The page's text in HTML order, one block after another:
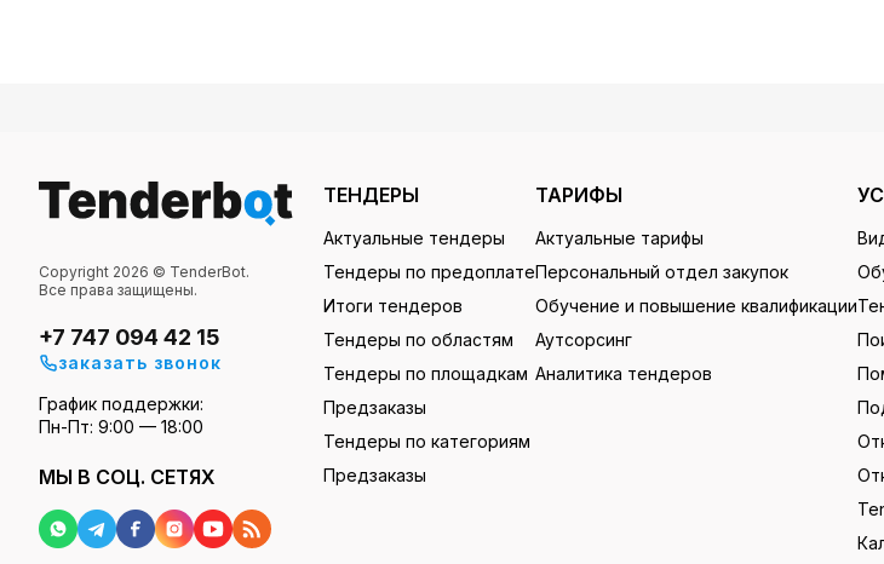
Copyright 2026 © TenderBot.
Все права защищены.
+7 747 094 42 15
заказать звонок
График поддержки:
Пн-Пт: 9:00 — 18:00
МЫ В СОЦ. СЕТЯХ
ТЕНДЕРЫ
Актуальные тендеры
Тендеры по предоплате
Итоги тендеров
Тендеры по областям
Тендеры по площадкам
Предзаказы
Тендеры по категориям
Предзаказы
ТАРИФЫ
Актуальные тарифы
Персональный отдел закупок
Обучение и повышение квалификации
Аутсорсинг
Аналитика тендеров